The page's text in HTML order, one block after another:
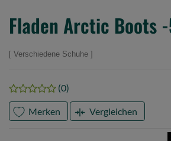
Fladen Arctic Boots
Verschiedene Schuhe
(0)
Merken Vergleichen